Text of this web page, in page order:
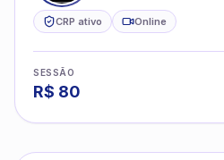
CRP ativo Online
SESSÃO
R$ 80